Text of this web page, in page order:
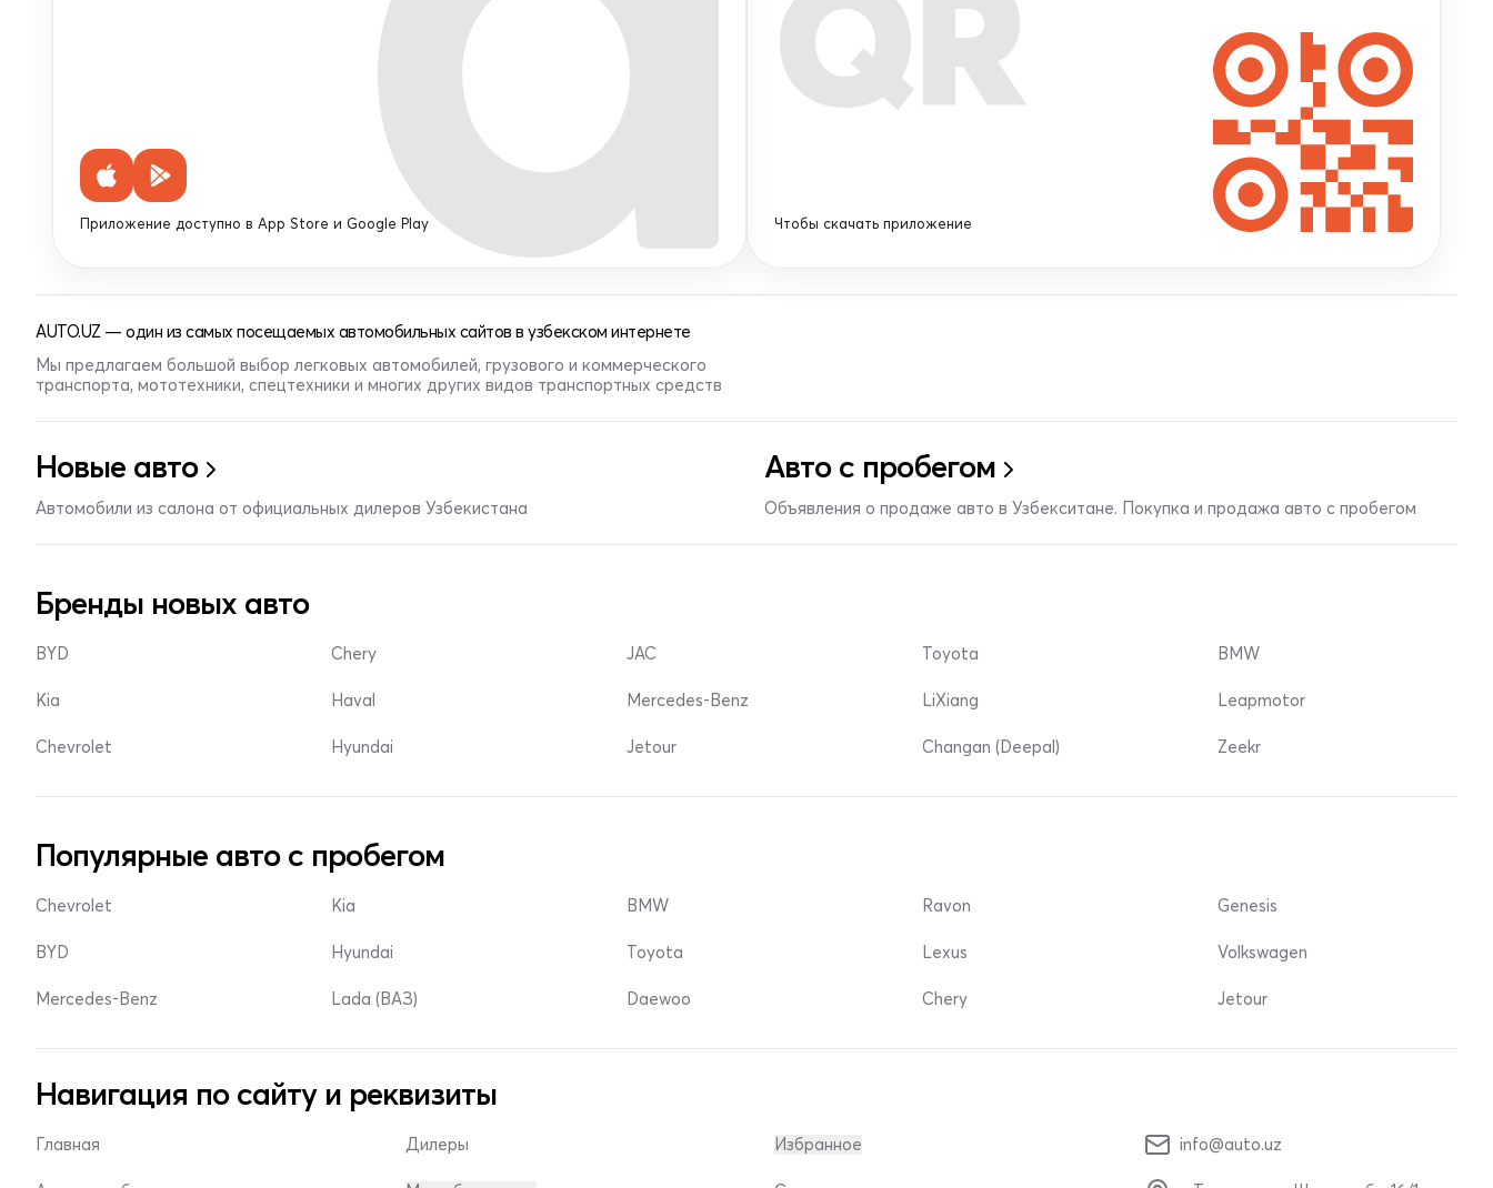
Приложение доступно в App Store и Google Play Чтобы скачать приложение
AUTO.UZ — один из самых посещаемых автомобильных сайтов в узбекском интернете
Мы предлагаем большой выбор легковых автомобилей, грузового и коммерческого
транспорта, мототехники, спецтехники и многих других видов транспортных средств
Новые авто
Автомобили из салона от официальных дилеров Узбекистана
Авто с пробегом
Объявления о продаже авто в Узбекситане. Покупка и продажа авто с пробегом
Бренды новых авто
BYD
Kia
Chevrolet
Chery
Haval
Hyundai
JAC
Mercedes-Benz
Jetour
Toyota
LiXiang
Changan (Deepal)
BMW
Leapmotor
Zeekr
Популярные авто с пробегом
Chevrolet
BYD
Mercedes-Benz
Kia
Hyundai
Lada (ВАЗ)
BMW
Toyota
Daewoo
Ravon
Lexus
Chery
Genesis
Volkswagen
Jetour
Навигация по сайту и реквизиты
Главная Дилеры Избранное info@auto.uz